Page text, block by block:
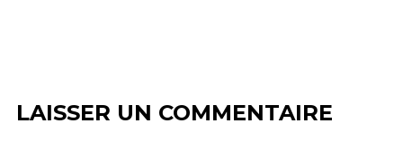
LAISSER UN COMMENTAIRE